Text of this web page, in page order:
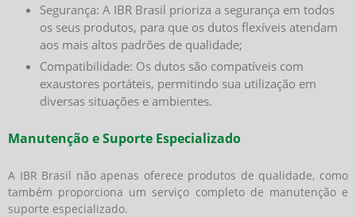
Segurança: A IBR Brasil prioriza a segurança em todos
os seus produtos, para que os dutos flexíveis atendam
aos mais altos padrões de qualidade;
Compatibilidade: Os dutos são compatíveis com
exaustores portáteis, permitindo sua utilização em
diversas situações e ambientes.
Manutenção e Suporte Especializado
A IBR Brasil não apenas oferece produtos de qualidade, como
também proporciona um serviço completo de manutenção e
suporte especializado.